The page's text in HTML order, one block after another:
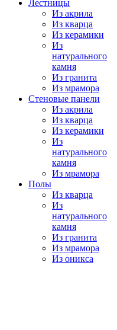
Лестницы
Из акрила
Из кварца
Из керамики
Из
натурального
камня
Из гранита
Из мрамора
Стеновые панели
Из акрила
Из кварца
Из керамики
Из
натурального
камня
Из мрамора
Полы
Из кварца
Из
натурального
камня
Из гранита
Из мрамора
Из оникса